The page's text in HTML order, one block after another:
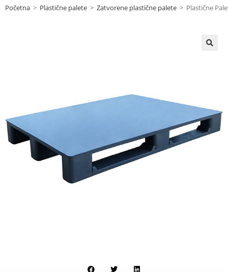
Početna > Plastične palete > Zatvorene plastične palete > Plastične